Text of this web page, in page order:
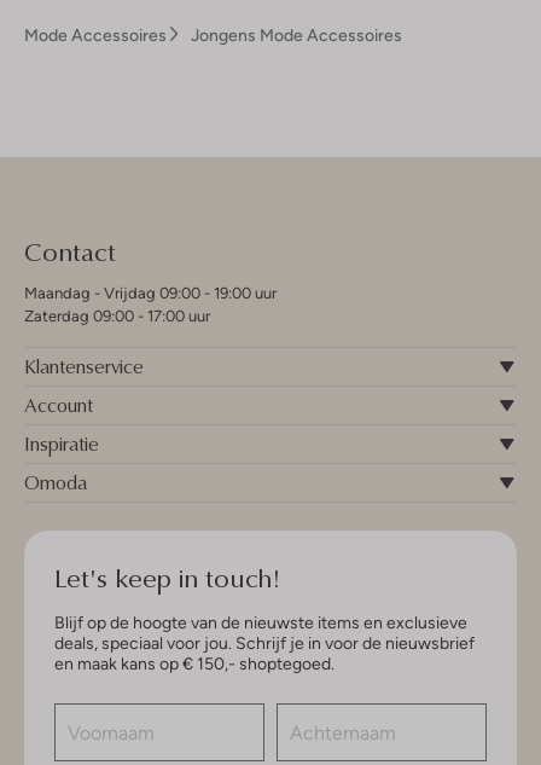
Mode Accessoires Jongens Mode Accessoires
Contact
Maandag - Vrijdag 09:00 - 19:00 uur
Zaterdag 09:00 - 17:00 uur
Klantenservice
Account
Inspiratie
Omoda
Let's keep in touch!
Blijf op de hoogte van de nieuwste items en exclusieve
deals, speciaal voor jou. Schrijf je in voor de nieuwsbrief
en maak kans op € 150,- shoptegoed.